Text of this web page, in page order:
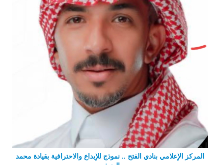
المركز الإعلامي بنادي الفتح .. نموذج للإبداع والاحترافية بقيادة محمد